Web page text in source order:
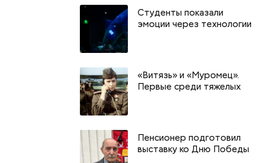
Студенты показали
эмоции через технологии
«Витязь» и «Муромец».
Первые среди тяжелых
Пенсионер подготовил
выставку ко Дню Победы